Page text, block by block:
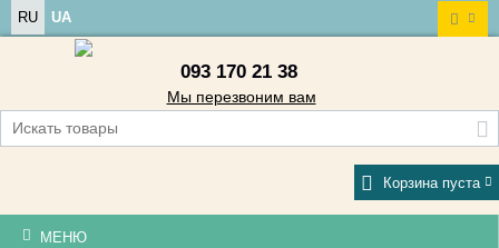
RU UA
093 170 21 38
Мы перезвоним вам
Корзина пуста
МЕНЮ